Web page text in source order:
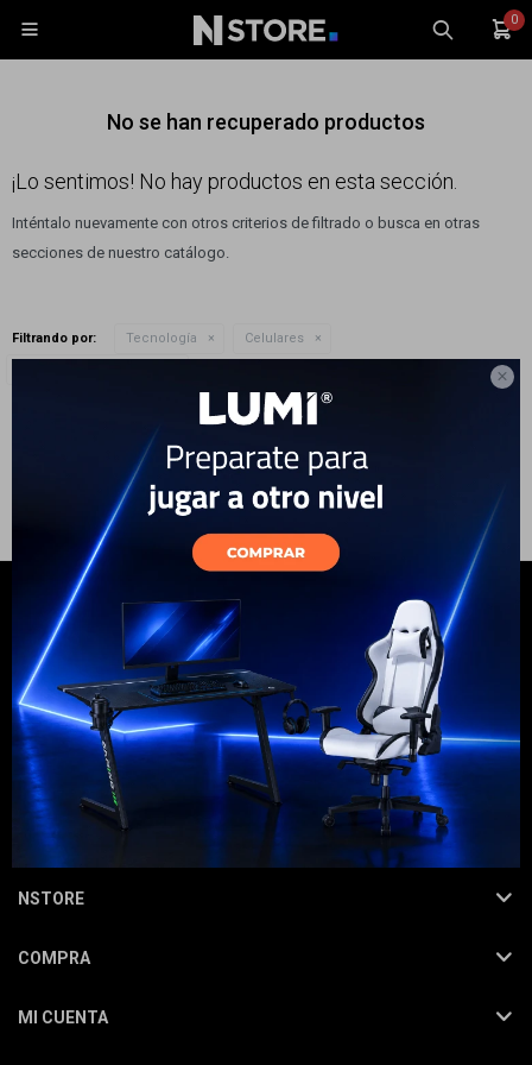

0

No se han recuperado productos
¡Lo sentimos! No hay productos en esta sección.
Inténtalo nuevamente con otros criterios de filtrado o busca en otras
secciones de nuestro catálogo.
Filtrando por: Tecnología
Celulares
Modelo: Galaxy z Fold5
NEWSLETTER
¡Suscribite y recibí todas nuestras novedades!
SUSCRIBIRME
NSTORE
COMPRA
MI CUENTA
Electrodomésticos
Hogar
Movilidad
Marcas
Wearables
Accesorios
Monitores
Gaming